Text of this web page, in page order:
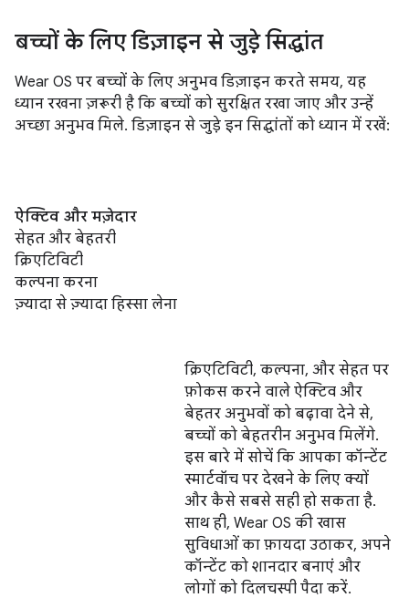
बच्चों के लिए डिज़ाइन से जुड़े सिद्धांत
Wear OS पर बच्चों के लिए अनुभव डिज़ाइन करते समय, यह
ध्यान रखना ज़रूरी है कि बच्चों को सुरक्षित रखा जाए और उन्हें
अच्छा अनुभव मिले. डिज़ाइन से जुड़े इन सिद्धांतों को ध्यान में रखें:
ऐक्टिव और मज़ेदार
सेहत और बेहतरी
क्रिएटिविटी
कल्पना करना
ज़्यादा से ज़्यादा हिस्सा लेना
क्रिएटिविटी, कल्पना, और सेहत पर
फ़ोकस करने वाले ऐक्टिव और
बेहतर अनुभवों को बढ़ावा देने से,
बच्चों को बेहतरीन अनुभव मिलेंगे.
इस बारे में सोचें कि आपका कॉन्टेंट
स्मार्टवॉच पर देखने के लिए क्यों
और कैसे सबसे सही हो सकता है.
साथ ही, Wear OS की खास
सुविधाओं का फ़ायदा उठाकर, अपने
कॉन्टेंट को शानदार बनाएं और
लोगों को दिलचस्पी पैदा करें.